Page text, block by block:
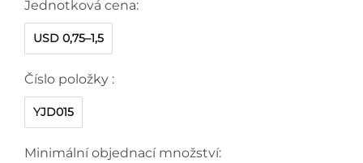
Jednotková cena:
USD 0,75–1,5
Číslo položky :
YJD015
Minimální objednací množství: